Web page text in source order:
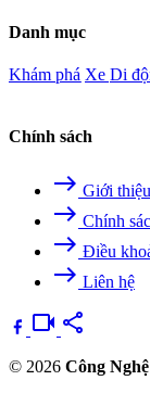
Danh mục
Khám phá Xe Di
Chính sách
east Giới thiệu
east Chính
east Điều
east Liên hệ
videocam share
© 2026 Công